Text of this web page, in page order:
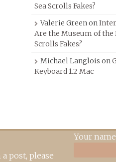
Sea Scrolls Fakes?
Valerie Greenon
Are the Museum of the
Scrolls Fakes?
Michael Langlois on
Keyboard 1.2 Mac
post, please
Your name